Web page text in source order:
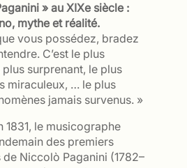
» au XIXe siècle :
mythe et réalité.
vous possédez, bradez
C’est le plus
surprenant, le plus
miraculeux, … le plus
jamais survenus. »
1831, le musicographe
des premiers
Niccolò Paganini (1782–